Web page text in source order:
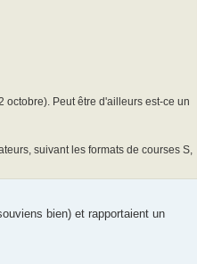
octobre). Peut être d'ailleurs est-ce un
suivant les formats de courses S,
bien) et rapportaient un